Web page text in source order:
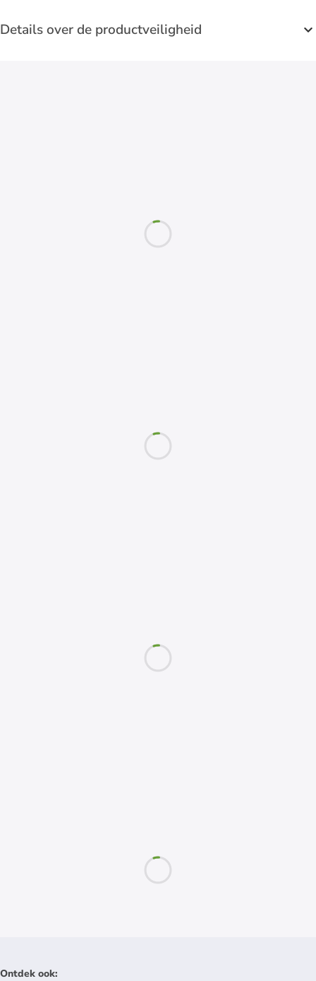
Details over de productveiligheid
Ontdek ook: